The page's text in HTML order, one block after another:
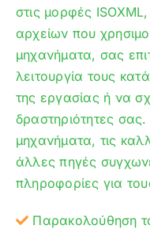
στις μορφές
αρχείων που
μηχανήματα, σας
λειτουργία τους
της εργασίας ή να
δραστηριότητες
μηχανήματα, τις
άλλες πηγές
πληροφορίες για
Παρακολούθηση